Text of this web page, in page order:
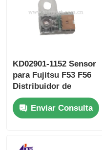
KD02901-1152 Sensor
para Fujitsu F53 F56
Distribuidor de
máquinas de cajeros
automáticos
Enviar Consulta